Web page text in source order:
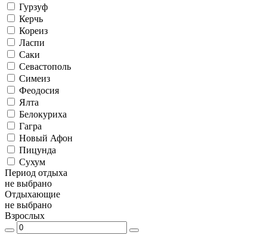
Гурзуф
Керчь
Кореиз
Ласпи
Саки
Севастополь
Симеиз
Феодосия
Ялта
Белокуриха
Гагра
Новый Афон
Пицунда
Сухум
Период отдыха
не выбрано
Отдыхающие
не выбрано
Взрослых